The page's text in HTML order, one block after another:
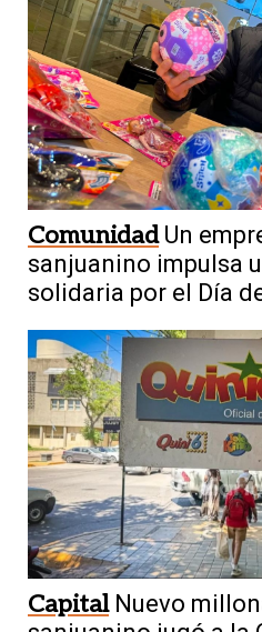
Comunidad Un
sanjuanino impulsa
solidaria por el Día
Capital Nuevo